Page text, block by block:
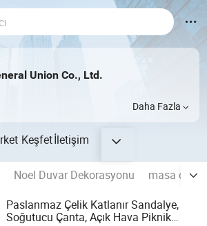
Union Co., Ltd.
Daha Fazla
Keşfetİletişim
Noel Duvar Dekorasyonu
masa
Paslanmaz Çelik Katlanır Sandalye,
Soğutucu Çanta, Açık Hava Piknik